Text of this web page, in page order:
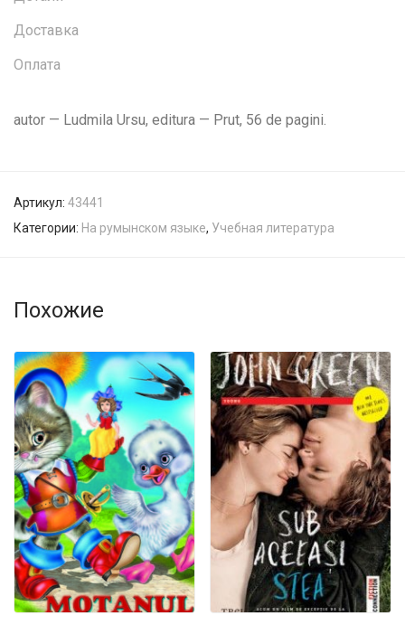
Доставка
Оплата
autor — Ludmila Ursu, editura — Prut, 56 de pagini.
Артикул: 43441
Категории: На румынском языке, Учебная литература
Похожие